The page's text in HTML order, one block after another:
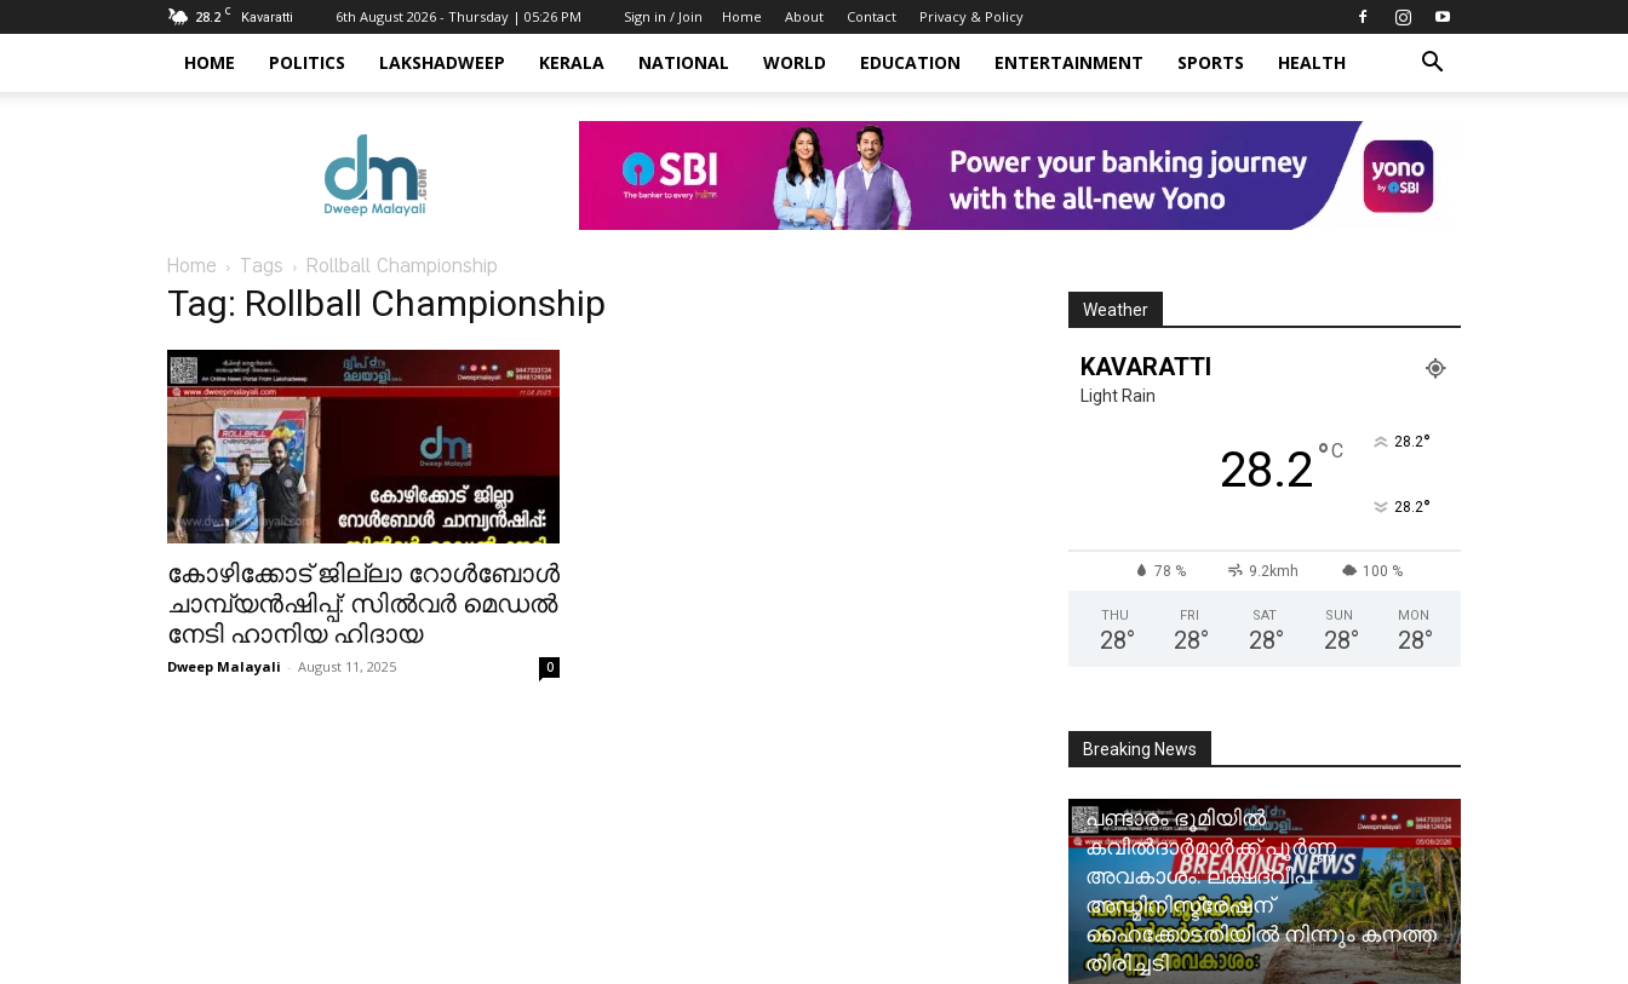
28.2 C Kavaratti 6th August 2026 - Thursday | 05:26 PM Sign in / Join Home About Contact Privacy & Policy
HOME POLITICS LAKSHADWEEP KERALA NATIONAL WORLD EDUCATION ENTERTAINMENT SPORTS HEALTH
Home Tags Rollball Championship
Tag: Rollball Championship
കോഴിക്കോട് ജില്ലാ റോൾബോൾ
ചാമ്പ്യൻഷിപ്പ്: സിൽവർ മെഡൽ
നേടി ഹാനിയ ഹിദായ
Dweep Malayali - August 11, 2025 0
Weather
KAVARATTI
Light Rain
28.2°C 28.2°
28.2°
78 % 9.2kmh 100 %
THU
28°
FRI
28°
SAT
28°
SUN
28°
MON
28°
Breaking News
പണ്ടാരം ഭൂമിയിൽ
കവിൽദാർമാർക്ക് പൂർണ്ണ
അവകാശം: ലക്ഷദ്വീപ്
അഡ്മിനിസ്ട്രേഷന്
ഹൈക്കോടതിയിൽ നിന്നും കനത്ത
തിരിച്ചടി